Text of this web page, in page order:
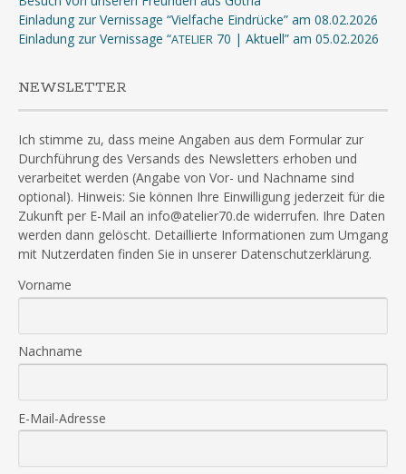
Einladung zur Vernissage “Vielfache Eindrücke” am 08.02.2026
Einladung zur Vernissage “ATELIER 70 | Aktuell” am 05.02.2026
NEWSLETTER
Ich stimme zu, dass meine Angaben aus dem Formular zur
Durchführung des Versands des Newsletters erhoben und
verarbeitet werden (Angabe von Vor- und Nachname sind
optional). Hinweis: Sie können Ihre Einwilligung jederzeit für die
Zukunft per E-Mail an info@atelier70.de widerrufen. Ihre Daten
werden dann gelöscht. Detaillierte Informationen zum Umgang
mit Nutzerdaten finden Sie in unserer Datenschutzerklärung.
Vorname
Nachname
E-Mail-Adresse